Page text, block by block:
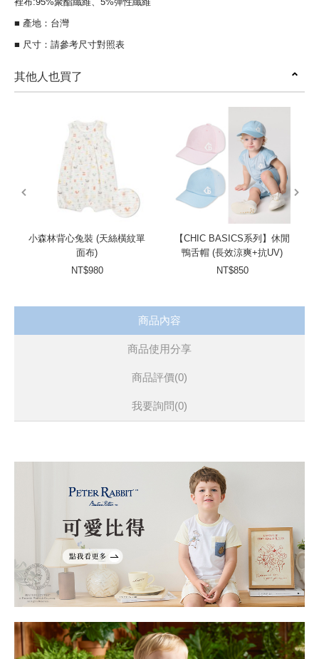
■ 產地：台灣
■ 尺寸：請參考尺寸對照表
其他人也買了
小森林背心兔裝 (天絲橫紋單
面布)
NT$980
【CHIC BASICS系列】休閒
鴨舌帽 (長效涼爽+抗UV)
NT$850
next
商品內容
商品使用分享
商品評價(0)
我要詢問(0)